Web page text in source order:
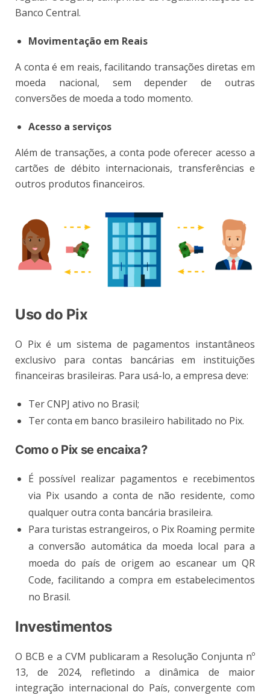
Banco Central.
Movimentação em Reais
A conta é em reais, facilitando transações diretas em
moeda nacional, sem depender de outras
conversões de moeda a todo momento.
Acesso a serviços
Além de transações, a conta pode oferecer acesso a
cartões de débito internacionais, transferências e
outros produtos financeiros.
Uso do Pix
O Pix é um sistema de pagamentos instantâneos
exclusivo para contas bancárias em instituições
financeiras brasileiras. Para usá-lo, a empresa deve:
Ter CNPJ ativo no Brasil;
Ter conta em banco brasileiro habilitado no Pix.
Como o Pix se encaixa?
É possível realizar pagamentos e recebimentos
via Pix usando a conta de não residente, como
qualquer outra conta bancária brasileira.
Para turistas estrangeiros, o Pix Roaming permite
a conversão automática da moeda local para a
moeda do país de origem ao escanear um QR
Code, facilitando a compra em estabelecimentos
no Brasil.
Investimentos
O BCB e a CVM publicaram a Resolução Conjunta nº
13, de 2024, refletindo a dinâmica de maior
integração internacional do País, convergente com